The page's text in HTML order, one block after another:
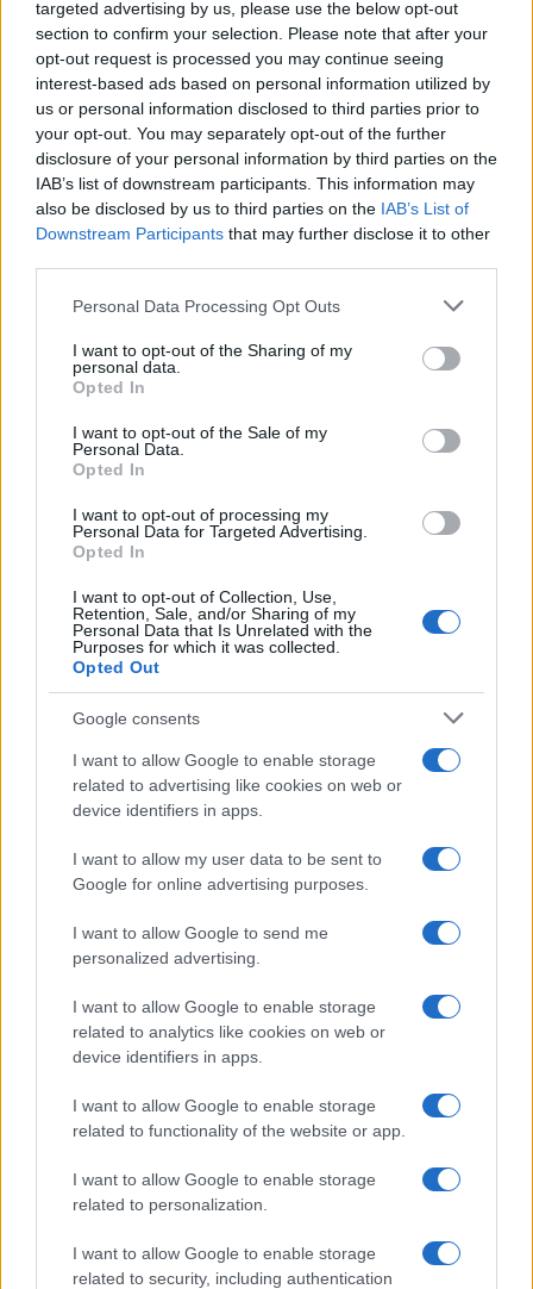
targeted advertising by us, please use the below opt-out
section to confirm your selection. Please note that after your
opt-out request is processed you may continue seeing
interest-based ads based on personal information utilized by
us or personal information disclosed to third parties prior to
your opt-out. You may separately opt-out of the further
disclosure of your personal information by third parties on the
IAB’s list of downstream participants. This information may
also be disclosed by us to third parties on the IAB’s List of
Downstream Participants that may further disclose it to other
Please note that this website/app uses one or more Google
not limited to your visit or usage behaviour. You may click to
grant or deny consent to Google and its third-party tags to
use your data for below specified purposes in below Google
consent section.
Personal Data Processing Opt Outs
I want to opt-out of the Sharing of my
personal data.
Opted In
I want to opt-out of the Sale of my
Personal Data.
Opted In
I want to opt-out of processing my
Personal Data for Targeted Advertising.
Opted In
I want to opt-out of Collection, Use,
Retention, Sale, and/or Sharing of my
Personal Data that Is Unrelated with the
Purposes for which it was collected.
Opted Out
Google consents
I want to allow Google to enable storage
related to advertising like cookies on web or
device identifiers in apps.
I want to allow my user data to be sent to
Google for online advertising purposes.
I want to allow Google to send me
personalized advertising.
I want to allow Google to enable storage
related to analytics like cookies on web or
device identifiers in apps.
I want to allow Google to enable storage
related to functionality of the website or app.
I want to allow Google to enable storage
related to personalization.
I want to allow Google to enable storage
related to security, including authentication
riscontri logistici saranno gli elementi su cui si
baseranno eventuali ulteriori procedimenti. Nel
frattempo resta aperto il dibattito pubblico sulla
gestione degli animali all’interno di eventi di tipo
fieristico e sportivo, e sulla responsabilità dei
detentori nel garantire ilbenesseredei propri
animali.
AUTORE
Greta Salvati
Greta Salvati, giornalista specializzata in
divulga consigli su cura, salute e convivenza
con cani, gatti e altri animali, basandosi su
fonti veterinarie.
Continua a leggere